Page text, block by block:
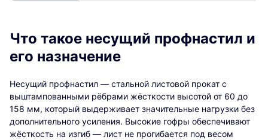
Что такое несущий профнастил и
его назначение
Несущий профнастил — стальной листовой прокат с
выштампованными рёбрами жёсткости высотой от 60 до
158 мм, который выдерживает значительные нагрузки без
дополнительного усиления. Высокие гофры обеспечивают
жёсткость на изгиб — лист не прогибается под весом